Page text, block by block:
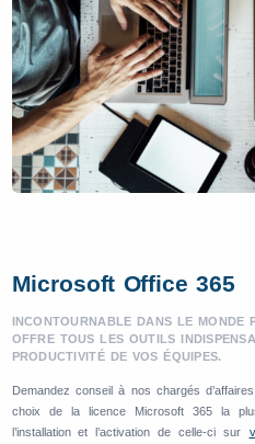
Microsoft Office 365
INCONTOURNABLE DANS LE MONDE
OFFRE TOUS LES OUTILS
PRODUCTIVITÉ DE VOS ÉQUIPES.
Demandez conseil à nos chargés
choix de la licence Microsoft 365 la
l’installation et l’activation de celle-ci sur